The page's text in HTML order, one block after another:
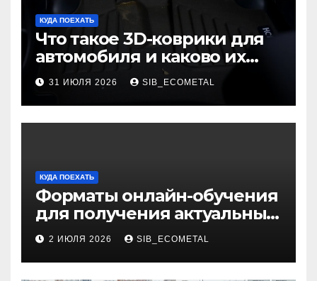
КУДА ПОЕХАТЬ
Что такое 3D-коврики для
автомобиля и каково их
основное назначение
31 ИЮЛЯ 2026 SIB_ECOMETAL
КУДА ПОЕХАТЬ
Форматы онлайн-обучения
для получения актуальных
профессий
2 ИЮЛЯ 2026 SIB_ECOMETAL